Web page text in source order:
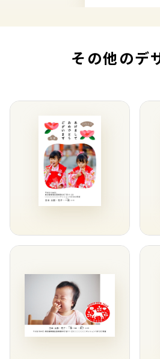
その他のデ